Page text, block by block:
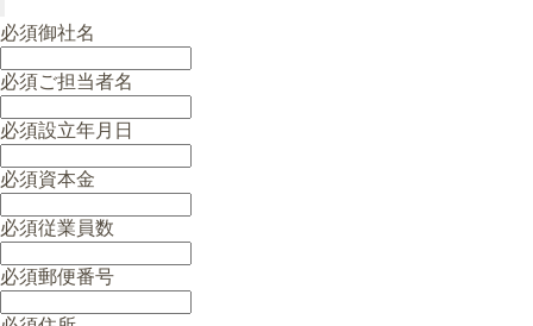
必須御社名
必須ご担当者名
必須設立年月日
必須資本金
必須従業員数
必須郵便番号